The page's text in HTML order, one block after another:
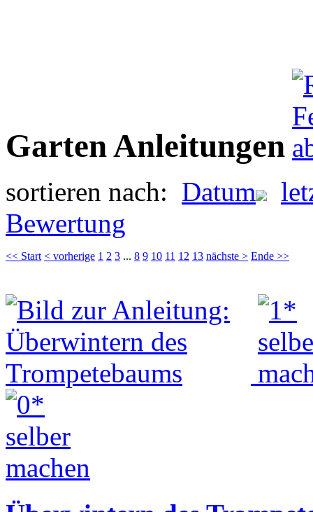
Garten Anleitungen
sortieren nach: Datum
Bewertung
<< Start < vorherige 1 2 3 ... 8 9 10 11 12 13 nächste > Ende >>